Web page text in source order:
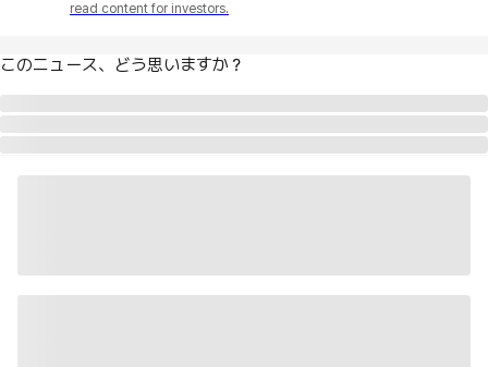
read content for investors.
このニュース、どう思いますか？